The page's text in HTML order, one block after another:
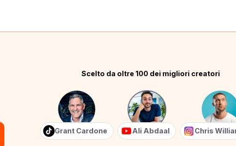
Scelto da oltre 100 dei migliori creatori
Grant Cardone Ali Abdaal Chris